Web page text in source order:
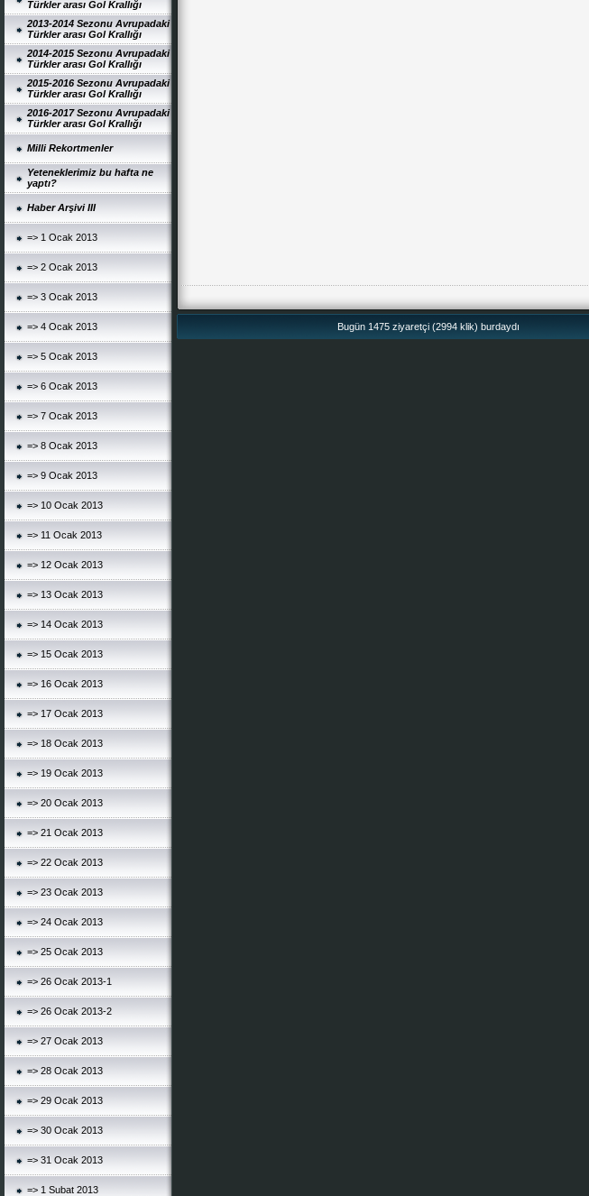
Türkler arası Gol Krallığı
2013-2014 Sezonu Avrupadaki
Türkler arası Gol Krallığı
2014-2015 Sezonu Avrupadaki
Türkler arası Gol Krallığı
2015-2016 Sezonu Avrupadaki
Türkler arası Gol Krallığı
2016-2017 Sezonu Avrupadaki
Türkler arası Gol Krallığı
Milli Rekortmenler
Yeteneklerimiz bu hafta ne
yaptı?
Haber Arşivi III
=> 1 Ocak 2013
=> 2 Ocak 2013
=> 3 Ocak 2013
=> 4 Ocak 2013
=> 5 Ocak 2013
=> 6 Ocak 2013
=> 7 Ocak 2013
=> 8 Ocak 2013
=> 9 Ocak 2013
=> 10 Ocak 2013
=> 11 Ocak 2013
=> 12 Ocak 2013
=> 13 Ocak 2013
=> 14 Ocak 2013
=> 15 Ocak 2013
=> 16 Ocak 2013
=> 17 Ocak 2013
=> 18 Ocak 2013
=> 19 Ocak 2013
=> 20 Ocak 2013
=> 21 Ocak 2013
=> 22 Ocak 2013
=> 23 Ocak 2013
=> 24 Ocak 2013
=> 25 Ocak 2013
=> 26 Ocak 2013-1
=> 26 Ocak 2013-2
=> 27 Ocak 2013
=> 28 Ocak 2013
=> 29 Ocak 2013
=> 30 Ocak 2013
=> 31 Ocak 2013
=> 1 Subat 2013
Bugün 1475 ziyaretçi (2994 klik) burdaydı